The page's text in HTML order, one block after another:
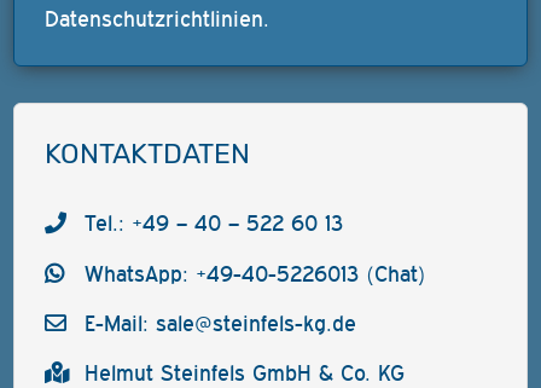
Datenschutzrichtlinien.
KONTAKTDATEN
Tel.: +49 – 40 – 522 60 13
WhatsApp: +49-40-5226013 (Chat)
E-Mail: sale@steinfels-kg.de
Helmut Steinfels GmbH & Co. KG